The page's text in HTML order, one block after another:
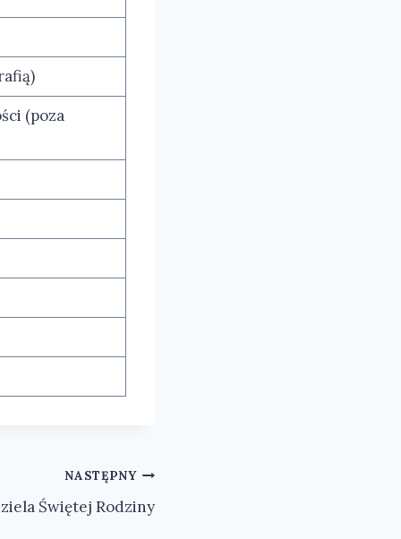
(poza
NASTĘPNY
Świętej Rodziny